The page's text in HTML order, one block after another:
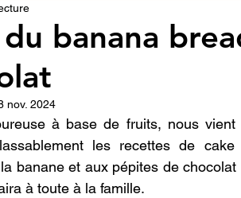
enfant
banana
nov. 2024
à base de fruits, nous
les recettes de
banane et aux pépites de
à toute à la famille.